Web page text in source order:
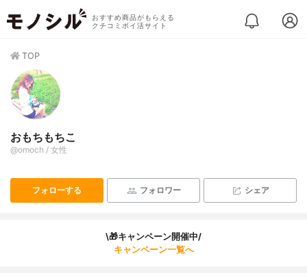
おすすめ商品がもらえる
クチコミポイ活サイト
TOP
おもちもちこ
@omoch / 女性
フォローする フォロワー シェア
\🎁キャンペーン開催中/
キャンペーン一覧へ